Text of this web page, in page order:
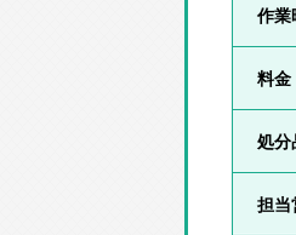
作業
料金
処分
担当